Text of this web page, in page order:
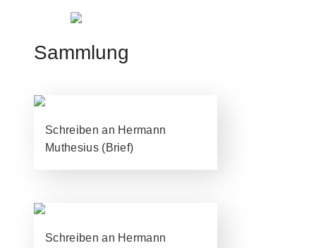
Jump to navigation
Sammlung
Schreiben an Hermann
Muthesius (Brief)
Schreiben an Hermann